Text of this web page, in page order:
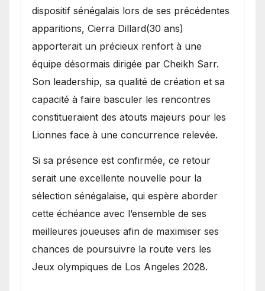
dispositif sénégalais lors de ses précédentes
apparitions, Cierra Dillard(30 ans)
apporterait un précieux renfort à une
équipe désormais dirigée par Cheikh Sarr.
Son leadership, sa qualité de création et sa
capacité à faire basculer les rencontres
constitueraient des atouts majeurs pour les
Lionnes face à une concurrence relevée.
Si sa présence est confirmée, ce retour
serait une excellente nouvelle pour la
sélection sénégalaise, qui espère aborder
cette échéance avec l’ensemble de ses
meilleures joueuses afin de maximiser ses
chances de poursuivre la route vers les
Jeux olympiques de Los Angeles 2028.